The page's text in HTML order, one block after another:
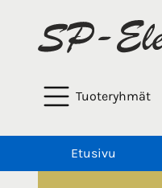
Tuoteryhmät
Etusivu